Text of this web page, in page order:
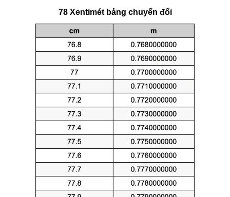
78 Xentimét bảng chuyển đổi